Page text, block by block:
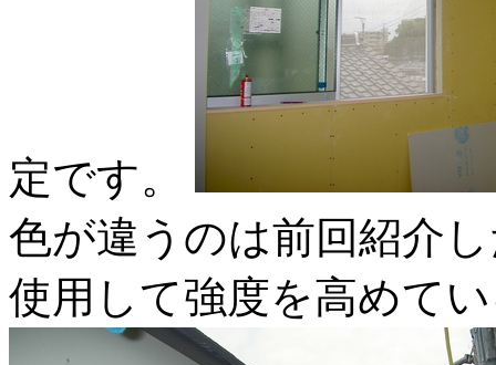
定です。
色が違うのは前回紹介
使用して強度を高めて